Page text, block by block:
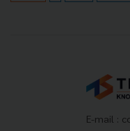
E-mail :